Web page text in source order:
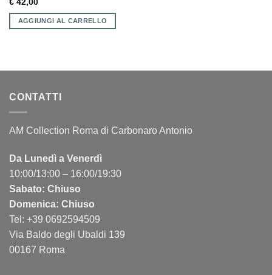
€42,00
AGGIUNGI AL CARRELLO
CONTATTI
AM Collection Roma di Carbonaro Antonio
Da Lunedì a Venerdì
10:00/13:00 – 16:00/19:30
Sabato: Chiuso
Domenica: Chiuso
Tel: +39 0692594509
Via Baldo degli Ubaldi 139
00167 Roma